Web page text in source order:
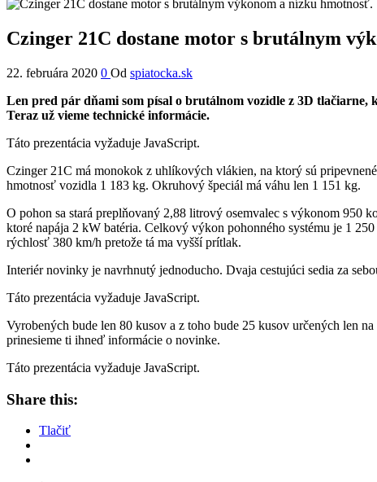
Czinger 21C dostane motor s brutálnym
22. februára 2020 0 Od spiatocka.sk
Len pred pár dňami som písal o brutálnom vozidle z 3D tlačiarne,
Teraz už vieme technické informácie.
Táto prezentácia vyžaduje JavaScript.
Czinger 21C má monokok z uhlíkových vlákien, na ktorý sú
hmotnosť vozidla 1 183 kg. Okruhový špeciál má váhu len 1 151 kg.
O pohon sa stará preplňovaný 2,88 litrový osemvalec s výkonom 950
ktoré napája 2 kW batéria. Celkový výkon pohonného systému je 1
rýchlosť 380 km/h pretože tá ma vyšší prítlak.
Interiér novinky je navrhnutý jednoducho. Dvaja cestujúci sedia za
Táto prezentácia vyžaduje JavaScript.
Vyrobených bude len 80 kusov a z toho bude 25 kusov určených len
prinesieme ti ihneď informácie o novinke.
Táto prezentácia vyžaduje JavaScript.
Share this:
Tlačiť